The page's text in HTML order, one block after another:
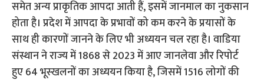
समेत अन्य प्राकृतिक आपदा आती हैं, इसमें जानमाल का नुकसान
होता है। प्रदेश में आपदा के प्रभावों को कम करने के प्रयासों के
साथ ही कारणों जानने के लिए भी अध्ययन चल रहा है। वाडिया
संस्थान ने राज्य में 1868 से 2023 में आए जानलेवा और रिपोर्ट
हुए 64 भूस्खलनों का अध्ययन किया है, जिसमें 1516 लोगों की